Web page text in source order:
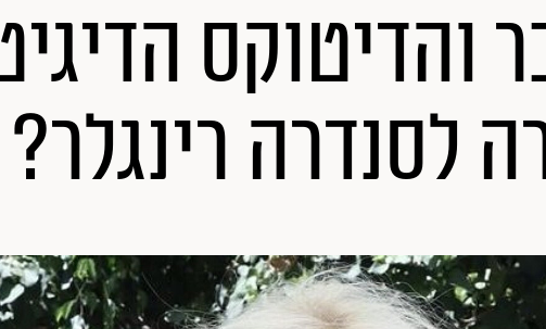
והדיטוקס
לסנדרה רינגלר?